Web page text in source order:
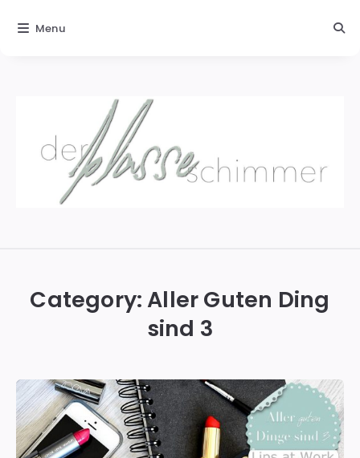
Category:Aller Guten Ding
sind 3
Menu